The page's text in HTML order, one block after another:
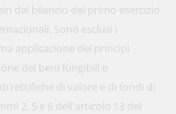
dal bilancio del primo esercizio
Sono esclusi i
applicazione dei principi
dei beni fungibili e
rettifiche di valore e di fondi di
2, 5 e 6 dell'articolo 13 del